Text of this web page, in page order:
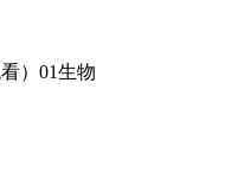
）01生物